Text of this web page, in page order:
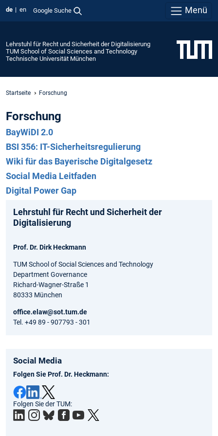
de en Google Suche Menü
Lehrstuhl für Recht und Sicherheit der Digitalisierung
TUM School of Social Sciences and Technology
Technische Universität München
Startseite Forschung
Forschung
BayWiDI 2.0
BSI 356: IT-Sicherheitsregulierung
Wiki für das Bayerische Digitalgesetz
Social Media Leitfaden
Digital Power Gap
Lehrstuhl für Recht und Sicherheit der
Digitalisierung
Prof. Dr. Dirk Heckmann
TUM School of Social Sciences and Technology
Department Governance
Richard-Wagner-Straße 1
80333 München
office.elaw@sot.tum.de
Tel. +49 89 - 907793 - 301
Social Media
Folgen Sie Prof. Dr. Heckmann:
Folgen Sie der TUM: